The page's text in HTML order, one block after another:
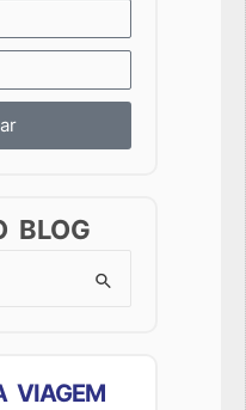
BLOG
VIAGEM